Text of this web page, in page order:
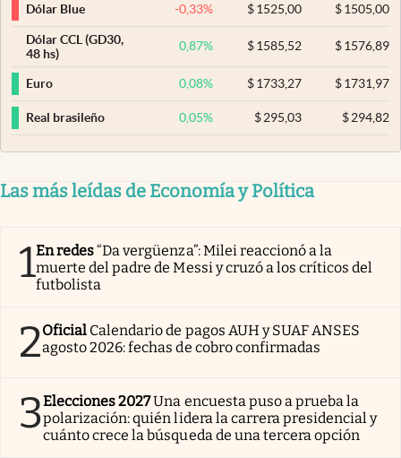
Dólar Blue -0,33% $ 1525,00 $1505,00
Dólar CCL (GD30,
48 hs)
0,87% $ 1585,52 $1576,89
Euro 0,08% $ 1733,27 $1731,97
Real brasileño 0,05% $ 295,03 $294,82
Las más leídas de Economía y Política
1En redes“Da vergüenza”: Milei reaccionó a la
muerte del padre de Messi y cruzó a los críticos del
futbolista
2Oficial Calendario de pagos AUH y SUAF ANSES
agosto 2026: fechas de cobro confirmadas
3Elecciones 2027Una encuesta puso a prueba la
polarización: quién lidera la carrera presidencial y
cuánto crece la búsqueda de una tercera opción